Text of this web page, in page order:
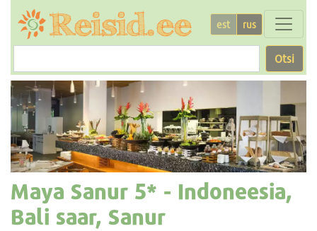
est rus
Otsi
Maya Sanur 5* - Indoneesia,
Bali saar, Sanur